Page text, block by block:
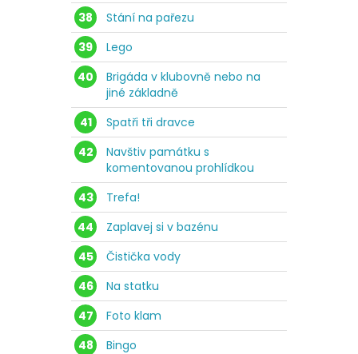
38
Stání na pařezu
39
Lego
40
Brigáda v klubovně nebo na
jiné základně
41
Spatři tři dravce
42
Navštiv památku s
komentovanou prohlídkou
43
Trefa!
44
Zaplavej si v bazénu
45
Čistička vody
46
Na statku
47
Foto klam
48
Bingo